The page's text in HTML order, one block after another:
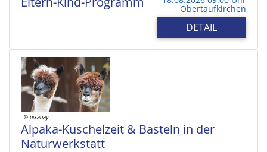
Obertaufkirchen
DETAIL
Alpaka-Kuschelzeit & Basteln in der
Naturwerkstatt